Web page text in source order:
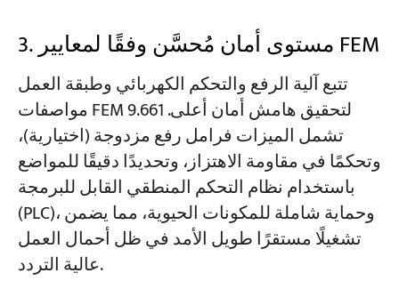
3. مستوى أمان مُحسَّن وفقًا لمعايير FEM
تتبع آلية الرفع والتحكم الكهربائي وطبقة العمل
مواصفات FEM 9.661 لتحقيق هامش أمان أعلى.
تشمل الميزات فرامل رفع مزدوجة (اختيارية)،
وتحكمًا في مقاومة الاهتزاز، وتحديدًا دقيقًا للمواضع
باستخدام نظام التحكم المنطقي القابل للبرمجة
(PLC)، وحماية شاملة للمكونات الحيوية، مما يضمن
تشغيلًا مستقرًا طويل الأمد في ظل أحمال العمل
عالية التردد.